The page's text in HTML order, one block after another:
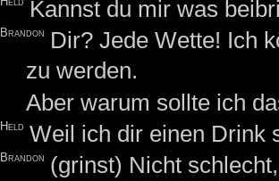
Kannst du mir was
Brandon
Dir? Jede Wette! Ich
zu werden.
Aber warum sollte ich
Held Weil ich dir einen Drink
Brandon (grinst) Nicht